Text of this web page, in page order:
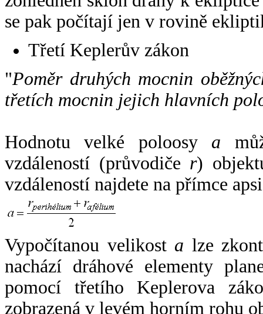
se pak počítají jen v rovině
Třetí Keplerův zákon
"Poměr druhých mocnin
třetích mocnin jejich hlavních
Hodnotu velké poloosy a
vzdáleností (průvodiče r)
vzdáleností najdete na přímce
Vypočítanou velikost a lze
nachází dráhové elementy
pomocí třetího Keplerova
zobrazená v levém horním rohu